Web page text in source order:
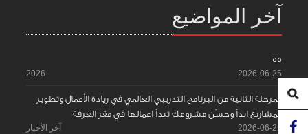
آخر المواضيع
55
2026-06-25
2026
المرحلة الثانية من البرنامج التدريبي العالمي في ريادة الأعمال وتطوير
المشاريع ابدأ وحسّن مشروعك تبدأ اعمالها في مقر الغرفة
2026-06-21 آخر الأخبار